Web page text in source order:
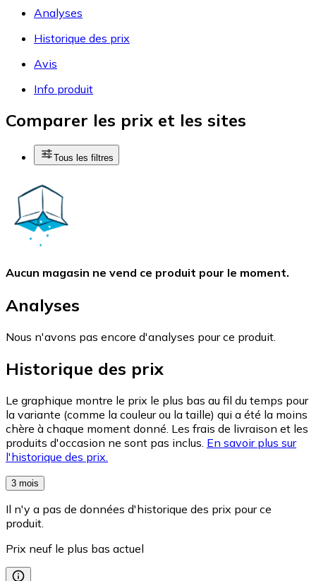
Analyses
Historique des prix
Avis
Info produit
Comparer les prix et les sites
Tous les filtres
Aucun magasin ne vend ce produit pour le moment.
Analyses
Nous n'avons pas encore d'analyses pour ce produit.
Historique des prix
Le graphique montre le prix le plus bas au fil du temps pour
la variante (comme la couleur ou la taille) qui a été la moins
chère à chaque moment donné. Les frais de livraison et les
produits d'occasion ne sont pas inclus. En savoir plus sur
l'historique des prix.
3 mois
Il n'y a pas de données d'historique des prix pour ce
produit.
Prix neuf le plus bas actuel